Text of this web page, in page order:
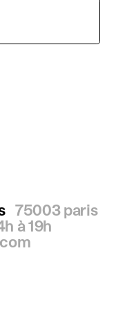
75003 paris
à 19h